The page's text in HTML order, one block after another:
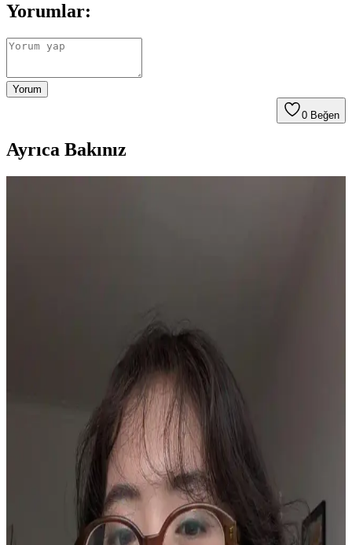
Yorumlar:
Yorum
0 Beğen
Ayrıca Bakınız
Yöntemleri: hEDS ve Cilt Bariyeri
Kuru cilt ve hEDS gibi durumlarda makyajın topaklanması ve
çizgilenmesi sorunları, doğru ürün seçimi ve cilt bakım teknikleriyle
önlenebilir. Nemlendirme ve uygun uygulama önemlidir.
Asya Güzellik Ürünleriyle Fondöten Altı Hazırlık ve
Pürüzsüz Makyaj Teknikleri
Asya güzellik ürünleriyle fondöten altına uygun güneş koruyucu,
nemlendirici ve primer seçimi makyajın pürüzsüz ve kalıcı olmasını
sağlar. Doğru uygulama ve cilt bakımı önemlidir.
Estée Lauder Double Wear Fondötenin Yeni
Formülasyonu ve Kullanıcı Tepkileri Üzerine Analiz